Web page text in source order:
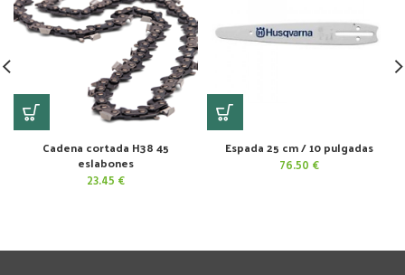
Cadena cortada H38 45
eslabones
23.45 €
Espada 25 cm / 10 pulgadas
76.50 €